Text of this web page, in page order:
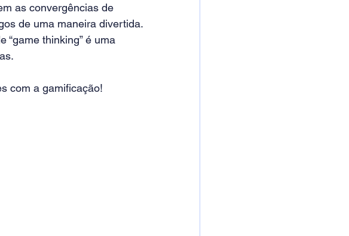
as convergências de
de uma maneira divertida.
“game thinking” é uma
com a gamificação!